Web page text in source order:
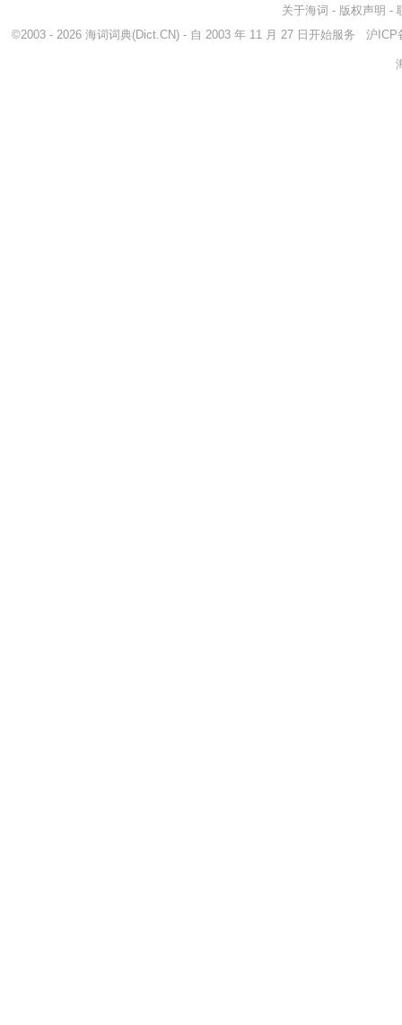
关于海词 - 版权声明 -
©2003 - 2026 海词词典(Dict.CN) - 自 2003 年 11 月 27 日开始服务 沪ICP